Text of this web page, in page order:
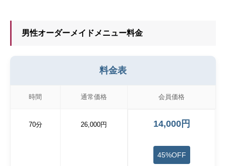
男性オーダーメイドメニュー料金
料金表
時間 通常価格 会員価格
70分 26,000円 14,000円
45%OFF